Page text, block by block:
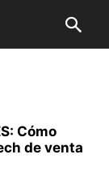
Cómo
de venta